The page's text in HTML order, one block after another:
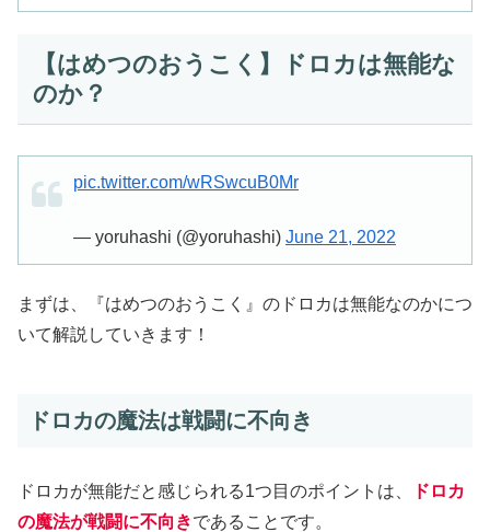
【はめつのおうこく】ドロカは無能な
のか？
pic.twitter.com/wRSwcuB0Mr
— yoruhashi (@yoruhashi) June 21, 2022
まずは、『はめつのおうこく』のドロカは無能なのかにつ
いて解説していきます！
ドロカの魔法は戦闘に不向き
ドロカが無能だと感じられる1つ目のポイントは、
ドロカ
の魔法が戦闘に不向きであることです。